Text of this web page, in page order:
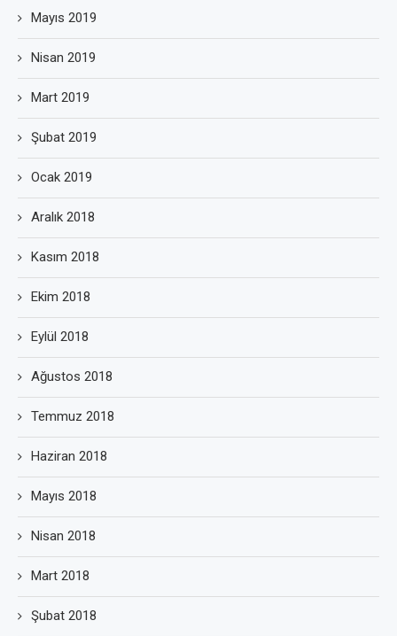
Mayıs 2019
Nisan 2019
Mart 2019
Şubat 2019
Ocak 2019
Aralık 2018
Kasım 2018
Ekim 2018
Eylül 2018
Ağustos 2018
Temmuz 2018
Haziran 2018
Mayıs 2018
Nisan 2018
Mart 2018
Şubat 2018